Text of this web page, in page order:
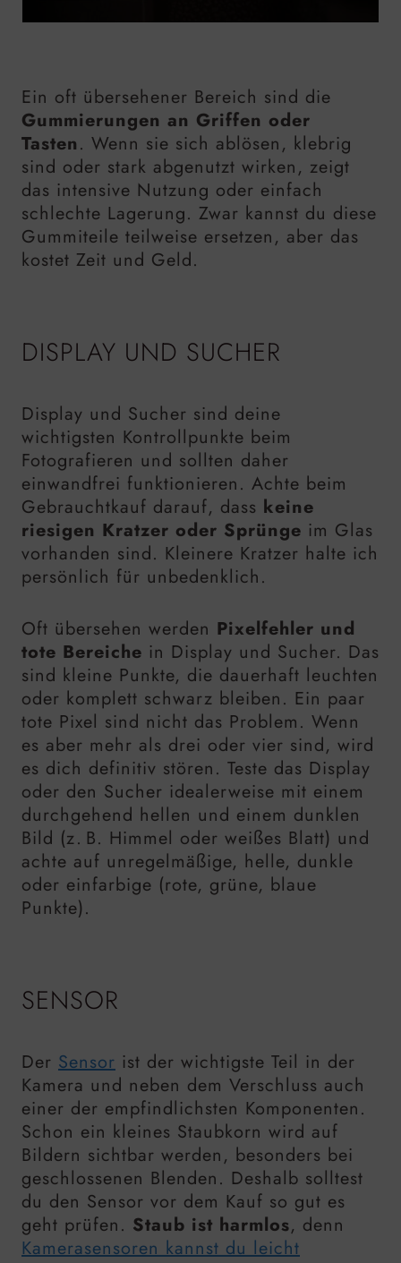
Ein oft übersehener Bereich sind die
Gummierungen an Griffen oder
Tasten. Wenn sie sich ablösen, klebrig
sind oder stark abgenutzt wirken, zeigt
das intensive Nutzung oder einfach
schlechte Lagerung. Zwar kannst du diese
Gummiteile teilweise ersetzen, aber das
kostet Zeit und Geld.
DISPLAY UND SUCHER
Display und Sucher sind deine
wichtigsten Kontrollpunkte beim
Fotografieren und sollten daher
einwandfrei funktionieren. Achte beim
Gebrauchtkauf darauf, dass keine
riesigen Kratzer oder Sprünge im Glas
vorhanden sind. Kleinere Kratzer halte ich
persönlich für unbedenklich.
Oft übersehen werden Pixelfehler und
tote Bereiche in Display und Sucher. Das
sind kleine Punkte, die dauerhaft leuchten
oder komplett schwarz bleiben. Ein paar
tote Pixel sind nicht das Problem. Wenn
es aber mehr als drei oder vier sind, wird
es dich definitiv stören. Teste das Display
oder den Sucher idealerweise mit einem
durchgehend hellen und einem dunklen
Bild (z. B. Himmel oder weißes Blatt) und
achte auf unregelmäßige, helle, dunkle
oder einfarbige (rote, grüne, blaue
Punkte).
SENSOR
Der Sensor ist der wichtigste Teil in der
Kamera und neben dem Verschluss auch
einer der empfindlichsten Komponenten.
Schon ein kleines Staubkorn wird auf
Bildern sichtbar werden, besonders bei
geschlossenen Blenden. Deshalb solltest
du den Sensor vor dem Kauf so gut es
geht prüfen. Staub ist harmlos, denn
Kamerasensoren kannst du leicht